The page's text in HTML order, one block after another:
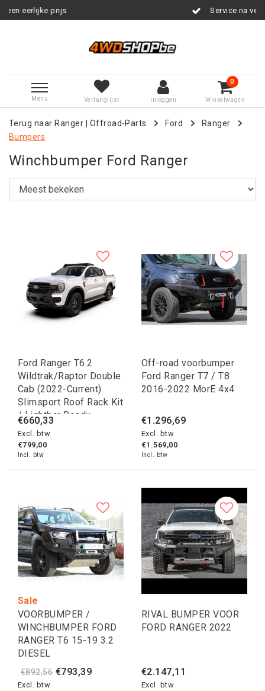
Menu Verlanglijst Inloggen
0
Winkelwagen
Terug naar Ranger Offroad-Parts Ford
Ranger
Bumpers
Winchbumper Ford Ranger
Ford Ranger T6.2
Wildtrak/Raptor Double
Cab (2022-Current)
Slimsport Roof Rack Kit
/ Lightbar Ready
€660,33
Excl. btw
€799,00
Incl. btw
Off-road voorbumper
Ford Ranger T7 / T8
2016-2022 MorE 4x4
€1.296,69
Excl. btw
€1.569,00
Incl. btw
Sale
VOORBUMPER /
WINCHBUMPER FORD
RANGER T6 15-19 3.2
DIESEL
€892,56 €793,39
Excl. btw
RIVAL BUMPER VOOR
FORD RANGER 2022
€2.147,11
Excl. btw